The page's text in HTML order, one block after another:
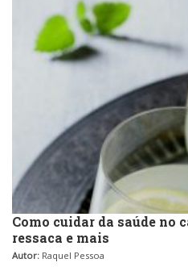
Como cuidar da saúde no
ressaca e mais
Autor: Raquel Pessoa